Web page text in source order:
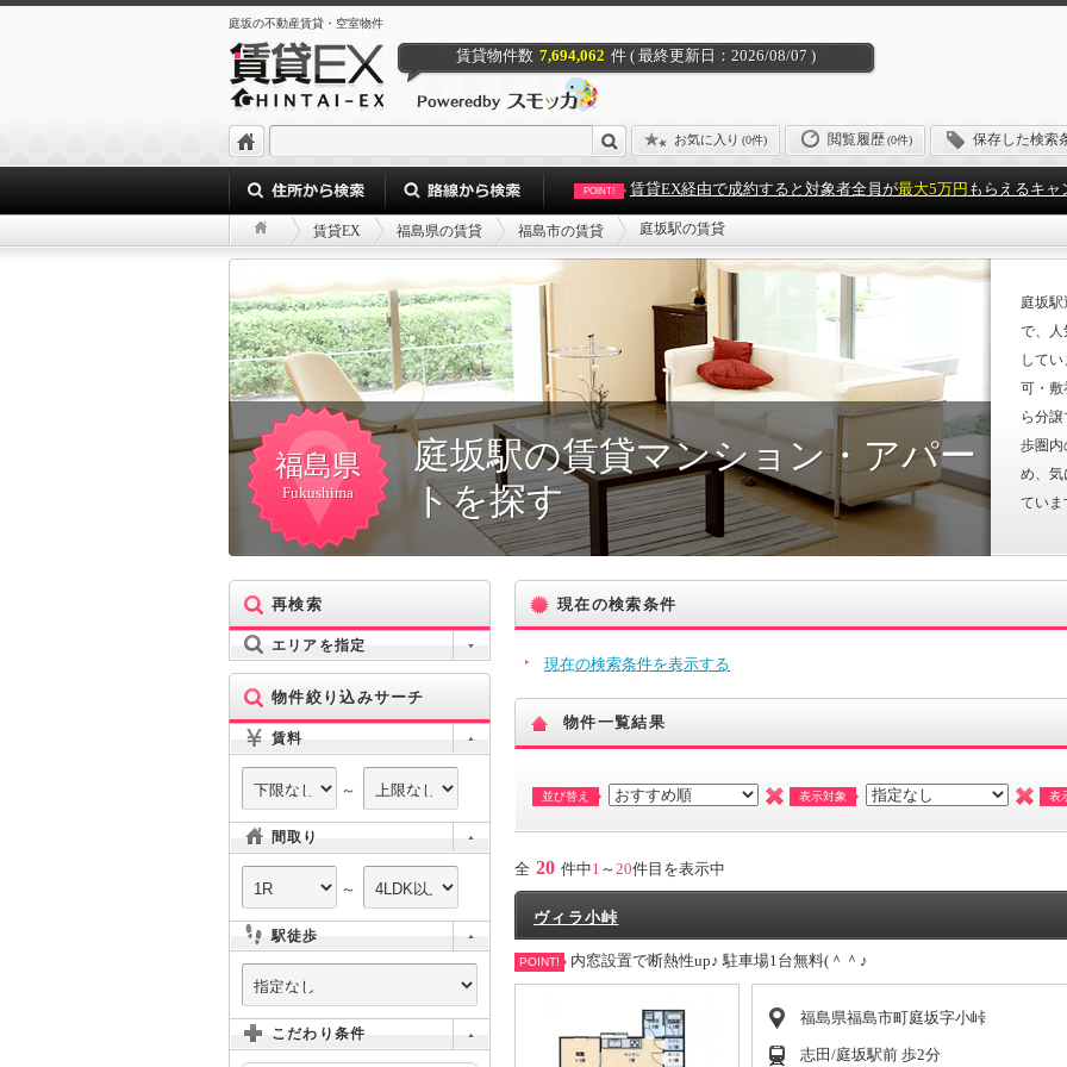
庭坂の不動産賃貸・空室物件
賃貸物件数 7,694,062 件 ( 最終更新日：2026/08/07 )
お気に入り (0件) 閲覧履歴(0件) 保存した検索
POINT! 賃貸EX経由で成約すると対象者全員が最大5万円 もらえるキャ
賃貸EX 福島県の賃貸 福島市の賃貸 庭坂駅の賃貸
福島県
Fukushima
庭坂駅の賃貸マンション・アパー
トを探す
庭坂
で、人
して
可・敷
ら分
歩圏内
め、気
ていま
再検索
エリアを指定
物件絞り込みサーチ
賃料
～
間取り
～
駅徒歩
こだわり条件
現在の検索条件
現在の検索条件を表示する
物件一覧結果
並び替え 表示対象 表
全 20 件中1 ～ 20件目を表示中
ヴィラ小峠
POINT! 内窓設置で断熱性up♪ 駐車場1台無料(＾＾♪
福島県福島市町庭坂字小峠
志田/庭坂駅前 歩2分